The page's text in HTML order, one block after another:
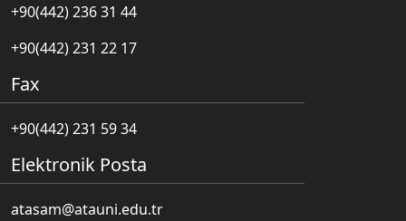
+90(442) 236 31 44
+90(442) 231 22 17
Fax
+90(442) 231 59 34
Elektronik Posta
atasam@atauni.edu.tr